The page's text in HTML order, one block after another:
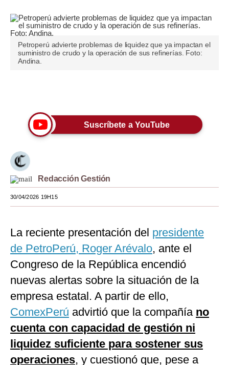
Editorial
Pregunta de hoy
Viajes
Moda
Estilos
México
España
Internacional
Tecnología
Club del Suscriptor
Mix
G de Gestión
Petroperú advierte problemas de liquidez que ya impactan el
suministro de crudo y la operación de sus refinerías. Foto:
Andina.
Suscríbete a YouTube
Redacción Gestión
30/04/2026 19H15
La reciente presentación del presidente
de PetroPerú, Roger Arévalo, ante el
Congreso de la República encendió
nuevas alertas sobre la situación de la
empresa estatal. A partir de ello,
ComexPerú advirtió que la compañía no
cuenta con capacidad de gestión ni
liquidez suficiente para sostener sus
operaciones, y cuestionó que, pese a